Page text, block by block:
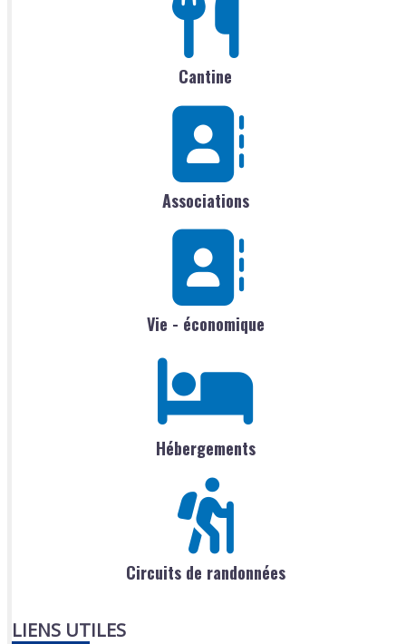
Cantine
Associations
Vie - économique
Hébergements
Circuits de randonnées
LIENS UTILES